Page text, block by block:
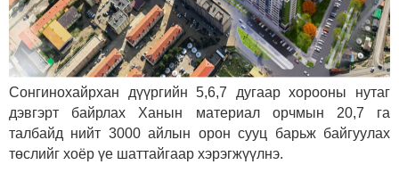
Сонгинохайрхан дүүргийн 5,6,7 дугаар хорооны нутаг
дэвгэрт байрлах Ханын материал орчмын 20,7 га
талбайд нийт 3000 айлын орон сууц барьж байгуулах
төслийг хоёр үе шаттайгаар хэрэгжүүлнэ.